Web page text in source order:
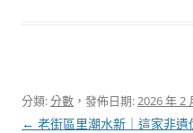
分類:分數 ，發佈日期:2026 年 2
文
← 老街區里潮水新｜這家非遺